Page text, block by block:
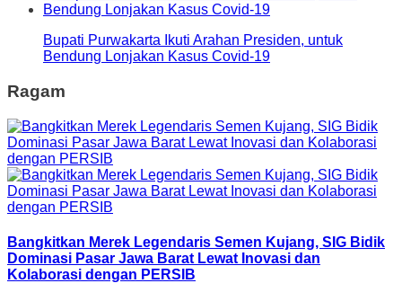
Bupati Purwakarta Ikuti Arahan Presiden, untuk
Bendung Lonjakan Kasus Covid-19
Ragam
Bangkitkan Merek Legendaris Semen Kujang, SIG Bidik
Dominasi Pasar Jawa Barat Lewat Inovasi dan
Kolaborasi dengan PERSIB